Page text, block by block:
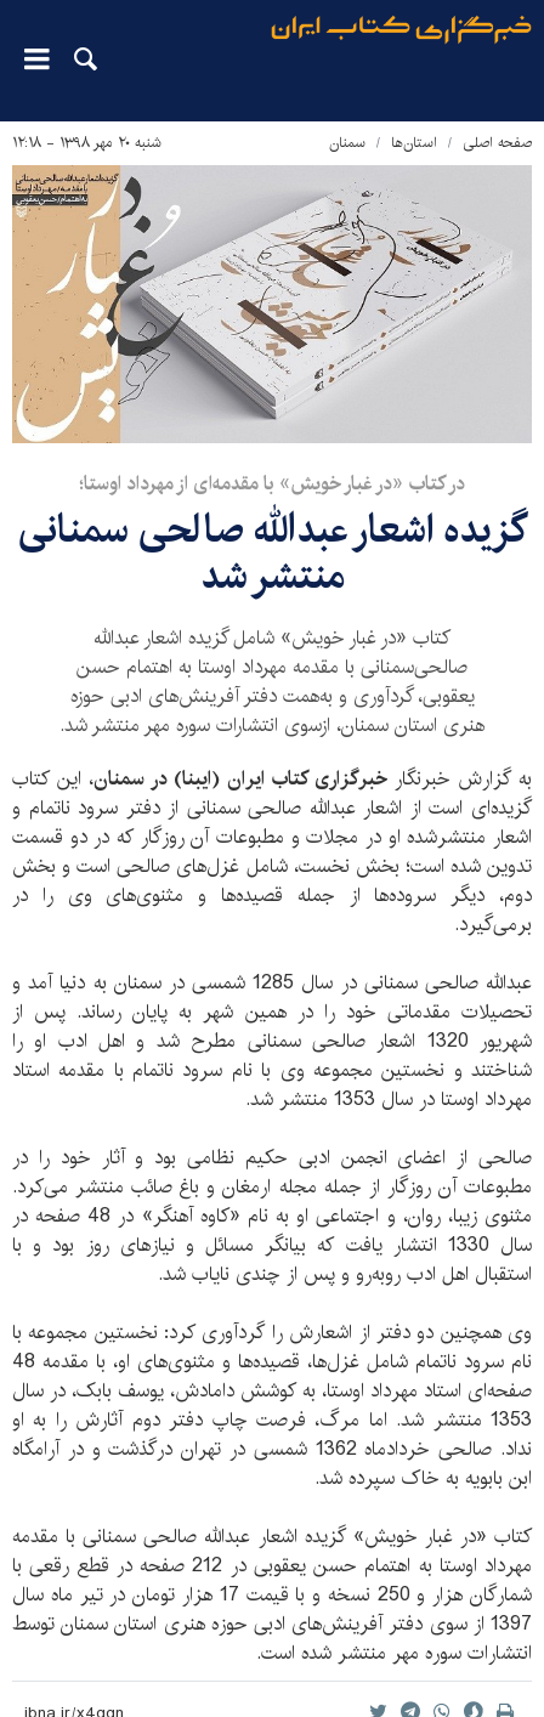
صفحه اصلی استان‌ها سمنان شنبه ۲۰ مهر ۱۳۹۸ - ۱۲:۱۸
در کتاب «در غبار خویش» با مقدمه‌ای از مهرداد اوستا؛
گزیده اشعار عبدالله صالحی سمنانی
منتشر شد
کتاب «در غبار خویش» شامل گزیده اشعار عبدالله
صالحی‌سمنانی با مقدمه مهرداد اوستا به اهتمام حسن
یعقوبی، گردآوری و به‌همت دفتر آفرینش‌های ادبی حوزه
هنری استان سمنان، از‌سوی انتشارات سوره مهر منتشر شد.
به گزارش خبرنگارخبرگزاری کتاب ایران (ایبنا) در سمنان، این کتاب
گزیده‌ای است از اشعار عبدالله صالحی سمنانی از دفتر سرود ناتمام و
اشعار ‌منتشرشده او در مجلات و مطبوعات آن روزگار که در دو قسمت
تدوین شده است؛ بخش نخست، ‌شامل ‌غزل‌های صالحی است و بخش
دوم، دیگر سروده‌ها از جمله قصیده‌ها و مثنوی‌های وی را در
برمی‌گیرد.
عبدالله صالحی سمنانی در سال 1285 شمسی در سمنان به دنیا آمد و
تحصیلات مقدماتی خود را در همین شهر به پایان رساند. پس از
شهریور 1320 اشعار صالحی سمنانی مطرح شد و اهل ادب او را
شناختند و نخستین مجموعه وی با نام سرود ناتمام با مقدمه استاد
مهرداد اوستا در سال 1353 منتشر شد.
صالحی از اعضای انجمن ادبی حکیم نظامی بود و آثار خود را در
مطبوعات آن روزگار از جمله مجله ارمغان و باغ صائب منتشر می‏‌کرد.
مثنوی زیبا، روان، و اجتماعی او به نام «کاوه آهنگر» در 48 صفحه در
سال 1330 انتشار یافت که بیانگر مسائل و نیازهای روز بود و با
استقبال اهل ادب روبه‏‌رو و پس از چندی نایاب شد.
وی همچنین دو دفتر از اشعارش را گردآوری کرد: نخستین مجموعه با
نام سرود ناتمام شامل غزل‏‌ها، ‏قصیده‏‌ها و مثنوی‏‌های او، با مقدمه‏ 48
صفحه‌‏ای استاد مهرداد اوستا، به کوشش دامادش، یوسف بابک، در سال
1353 منتشر شد. اما مرگ، فرصت چاپ دفتر دوم آثارش را به او
نداد. صالحی خردادماه 1362 شمسی در تهران درگذشت و در آرامگاه
ابن بابویه به خاک سپرده شد.
کتاب «در غبار خویش» گزیده اشعار عبدالله صالحی سمنانی با مقدمه
مهرداد اوستا به اهتمام حسن یعقوبی در 212 صفحه در قطع رقعی با
شمارگان هزار و 250 نسخه و با قیمت 17 هزار تومان در تیر ماه سال
1397 از سوی دفتر آفرینش‌های ادبی حوزه هنری استان سمنان توسط
انتشارات سوره مهر منتشر شده است.